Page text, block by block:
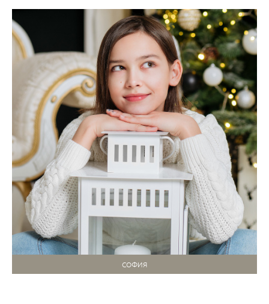
СОФИЯ